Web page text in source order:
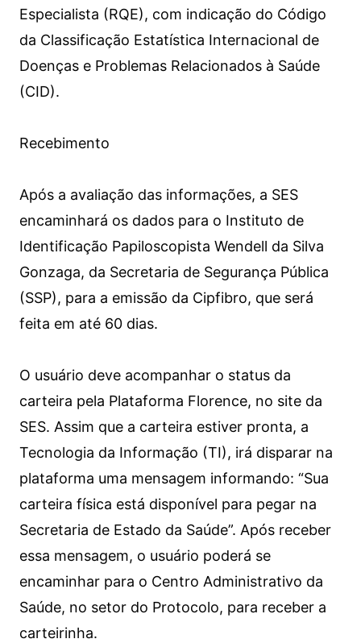
Especialista (RQE), com indicação do Código
da Classificação Estatística Internacional de
Doenças e Problemas Relacionados à Saúde
(CID).
Recebimento
Após a avaliação das informações, a SES
encaminhará os dados para o Instituto de
Identificação Papiloscopista Wendell da Silva
Gonzaga, da Secretaria de Segurança Pública
(SSP), para a emissão da Cipfibro, que será
feita em até 60 dias.
O usuário deve acompanhar o status da
carteira pela Plataforma Florence, no site da
SES. Assim que a carteira estiver pronta, a
Tecnologia da Informação (TI), irá disparar na
plataforma uma mensagem informando: “Sua
carteira física está disponível para pegar na
Secretaria de Estado da Saúde”. Após receber
essa mensagem, o usuário poderá se
encaminhar para o Centro Administrativo da
Saúde, no setor do Protocolo, para receber a
carteirinha.